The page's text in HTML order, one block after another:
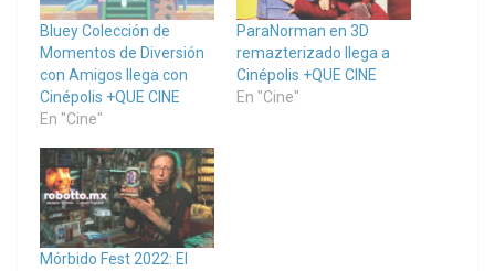
Bluey Colección de
Momentos de Diversión
con Amigos llega con
Cinépolis +QUE CINE
En "Cine"
ParaNorman en 3D
remazterizado llega a
Cinépolis +QUE CINE
En "Cine"
Mórbido Fest 2022: El